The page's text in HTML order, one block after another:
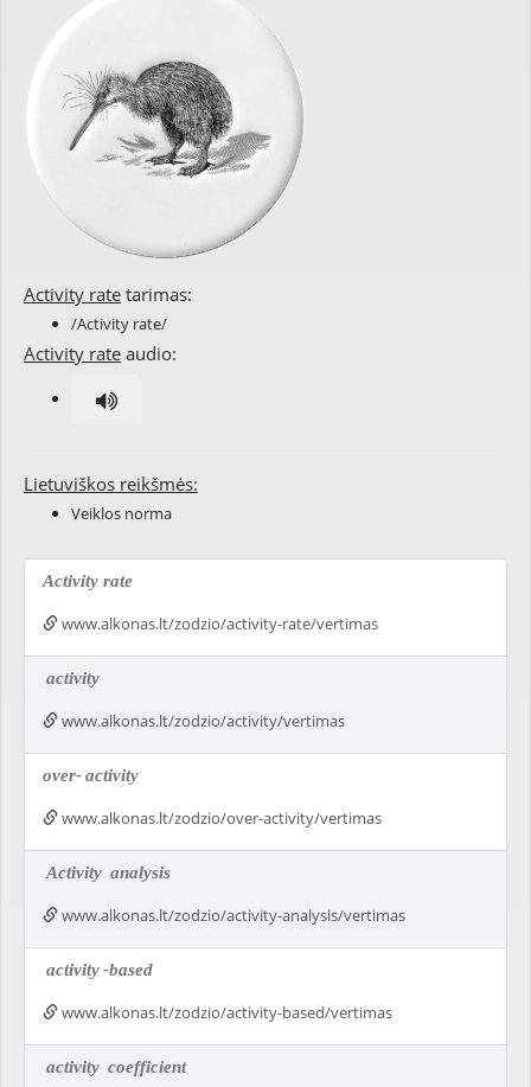
Activity rate tarimas:
/Activity rate/
Activity rate audio:
Lietuviškos reikšmės:
Veiklos norma
Activity rate
www.alkonas.lt/zodzio/activity-rate/vertimas
activity
www.alkonas.lt/zodzio/activity/vertimas
over-activity
www.alkonas.lt/zodzio/over-activity/vertimas
Activity analysis
www.alkonas.lt/zodzio/activity-analysis/vertimas
activity-based
www.alkonas.lt/zodzio/activity-based/vertimas
activity coefficient